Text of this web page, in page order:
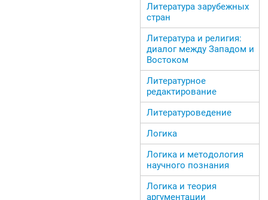
Литература зарубежных
стран
Литература и религия:
диалог между Западом и
Востоком
Литературное
редактирование
Литературоведение
Логика
Логика и методология
научного познания
Логика и теория
аргументации